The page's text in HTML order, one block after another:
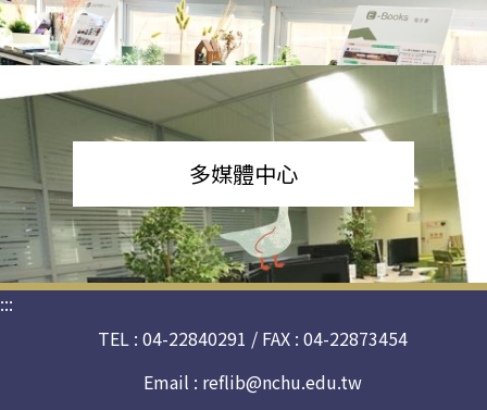
多媒體中心
:::
TEL : 04-22840291 / FAX : 04-22873454
Email : reflib@nchu.edu.tw